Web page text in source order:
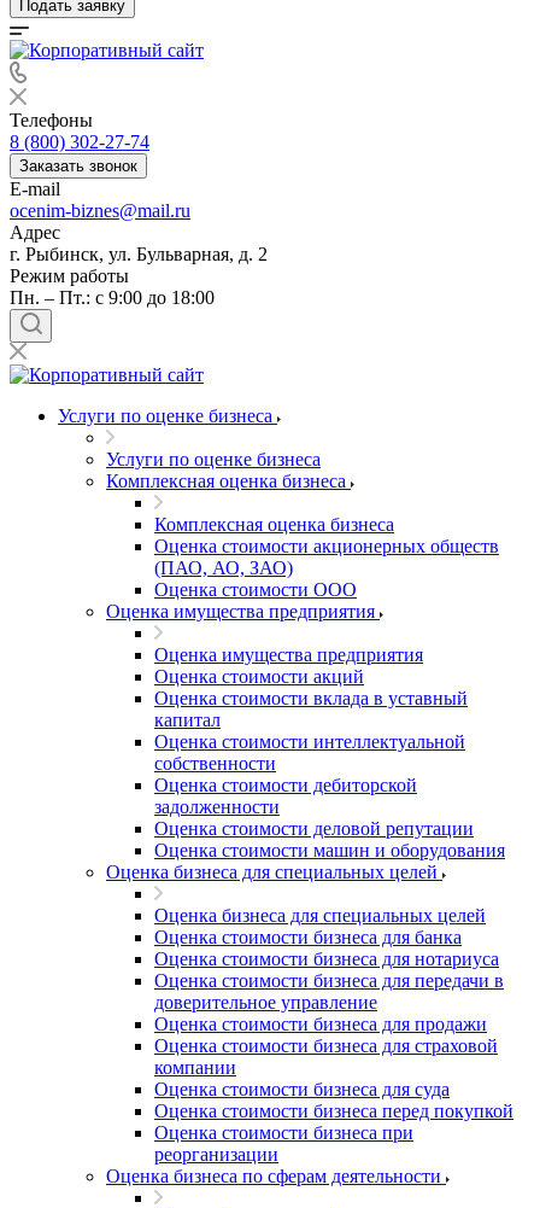
Подать заявку
Телефоны
8 (800) 302-27-74
Заказать звонок
E-mail
ocenim-biznes@mail.ru
Адрес
г. Рыбинск, ул. Бульварная, д. 2
Режим работы
Пн. – Пт.: с 9:00 до 18:00
Услуги по оценке бизнеса
Услуги по оценке бизнеса
Комплексная оценка бизнеса
Комплексная оценка бизнеса
Оценка стоимости акционерных обществ
(ПАО, АО, ЗАО)
Оценка стоимости ООО
Оценка имущества предприятия
Оценка имущества предприятия
Оценка стоимости акций
Оценка стоимости вклада в уставный
капитал
Оценка стоимости интеллектуальной
собственности
Оценка стоимости дебиторской
задолженности
Оценка стоимости деловой репутации
Оценка стоимости машин и оборудования
Оценка бизнеса для специальных целей
Оценка бизнеса для специальных целей
Оценка стоимости бизнеса для банка
Оценка стоимости бизнеса для нотариуса
Оценка стоимости бизнеса для передачи в
доверительное управление
Оценка стоимости бизнеса для продажи
Оценка стоимости бизнеса для страховой
компании
Оценка стоимости бизнеса для суда
Оценка стоимости бизнеса перед покупкой
Оценка стоимости бизнеса при
реорганизации
Оценка бизнеса по сферам деятельности